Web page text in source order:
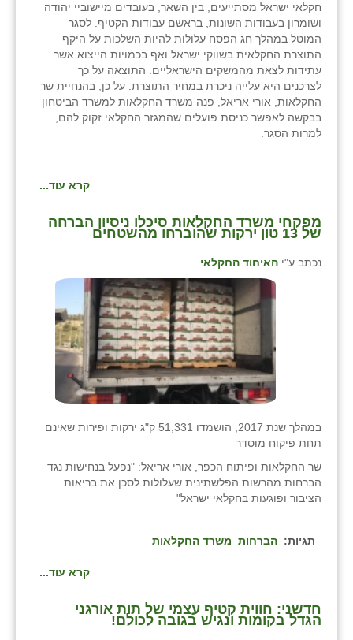
חקלאי ישראל מסתייעים, בין השאר, בעובדים מיישוביי יהודה
ושומרון בעבודות השונות, בראשם עבודות הקטיף. לסגר
המוטל במהלך חג הפסח עלולות להיות השלכות על היקף
התוצרת החקלאית בשווקי ישראל ואף בכמויות הייצוא אשר
עתידות לצאת מהמשקים הישראליים. התוצאה על כך
לצרכנים היא עלייה ניכרת במחיר התוצרת. על כן, בהנחיית שר
החקלאות, אורי אריאל, פנה משרד החקלאות למשרד הביטחון
בבקשה לאפשר כניסת פועלים שהמגזר החקלאי זקוק להם,
למרות הסגר.
קרא עוד...
מפקחי משרד החקלאות סיכלו ניסיון הברחה
של 13 טון ירקות שהוברחו מהשטחים
נכתב ע"י האיחוד החקלאי
במהלך שנת 2017, הושמדו 51,331 ק"ג ירקות ופירות שאינם
תחת פיקוח מוסדר
שר החקלאות ופיתוח הכפר, אורי אריאל: "נפעל בנחישות נגד
הברחות מהרשות הפלשתינית שעלולות לסכן את בריאות
הציבור ופוגעות בחקלאי ישראל"
תגיות: הברחות משרד החקלאות
קרא עוד...
חדשני: חווית קטיף עצמי של תות אורגני
הגדל בקומות ונגיש בגובה לכולם!